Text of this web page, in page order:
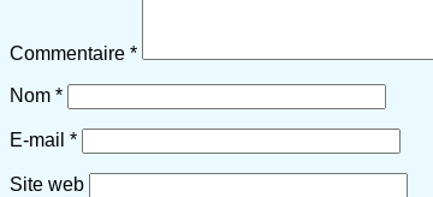
Commentaire *
Nom *
E-mail *
Site web